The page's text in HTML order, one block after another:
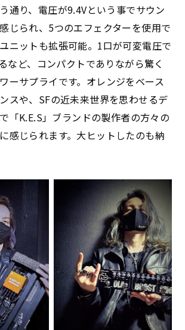
通り、電圧が9.4Vという事でサウン
じられ、5つのエフェクターを使用で
ニットも拡張可能。1口が可変電圧で
など、コンパクトでありながら驚く
ーサプライです。オレンジをベース
スや、SFの近未来世界を思わせるデ
「K.E.S」ブランドの製作者の方々の
感じられます。大ヒットしたのも納